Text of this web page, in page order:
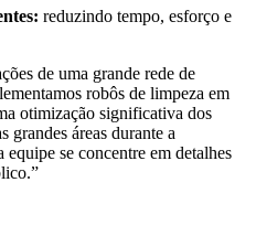
reduzindo tempo, esforço e
de uma grande rede de
robôs de limpeza em
otimização significativa dos
grandes áreas durante a
se concentre em detalhes